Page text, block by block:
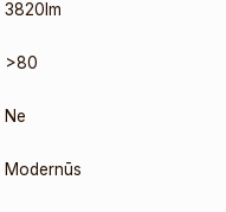
3820lm
>80
Ne
Modernūs